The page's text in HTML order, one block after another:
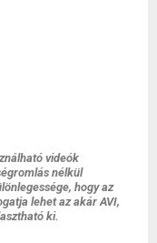
videók
nélkül
hogy az
lehet az akár AVI,
ki.